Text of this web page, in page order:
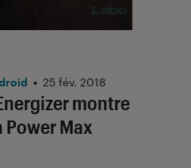
montre
Power Max
• 25 fév. 2018